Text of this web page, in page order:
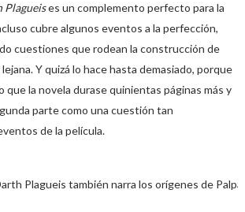
Plagueises un complemento perfecto para la
cubre algunos eventos a la perfección,
cuestiones que rodean la construcción de
lejana. Y quizá lo hace hasta demasiado, porque
que la novela durase quinientas páginas más y
parte como una cuestión tan
de la película.
Plagueis también narra los orígenes de